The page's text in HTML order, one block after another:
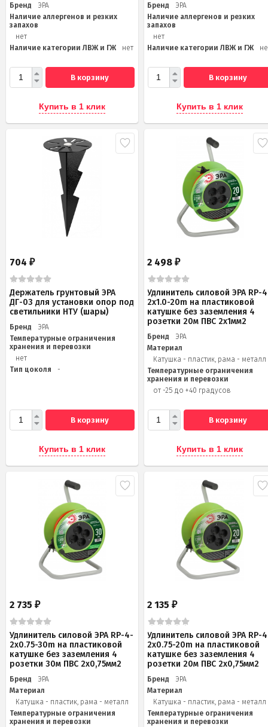
Бренд
ЭРА
Наличие аллергенов и резких
запахов
нет
Наличие категории ЛВЖ и ГЖ
нет
В корзину
Купить в 1 клик
Бренд
ЭРА
Наличие аллергенов и резких
запахов
нет
Наличие категории ЛВЖ и ГЖ
В корзину
Купить в 1 клик
704 ₽
Держатель грунтовый ЭРА
ДГ-03 для установки опор под
светильники НТУ (шары)
Бренд
ЭРА
Температурные ограничения
хранения и перевозки
нет
Тип цоколя
-
В корзину
Купить в 1 клик
2 498₽
Удлинитель силовой ЭРА RP-
2x1.0-20m на пластиковой
катушке без заземления 4
розетки 20м ПВС 2х1мм2
Бренд
ЭРА
Материал
Катушка - пластик, рама - металл
Температурные ограничения
хранения и перевозки
от -25 до +40 градусов
В корзину
Купить в 1 клик
2 735 ₽
Удлинитель силовой ЭРА RP-4-
2x0.75-30m на пластиковой
катушке без заземления 4
розетки 30м ПВС 2х0,75мм2
Бренд
ЭРА
Материал
Катушка - пластик, рама - металл
Температурные ограничения
хранения и перевозки
2 135₽
Удлинитель силовой ЭРА RP-
2x0.75-20m на пластиковой
катушке без заземления 4
розетки 20м ПВС 2х0,75мм2
Бренд
ЭРА
Материал
Катушка - пластик, рама - металл
Температурные ограничения
хранения и перевозки